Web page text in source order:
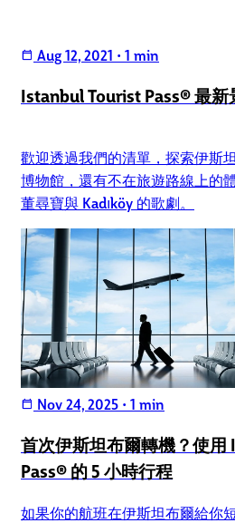
calendar_today Aug 12, 2021 • 1 min
Istanbul Tourist Pass® 最新
歡迎透過我們的清單，探索伊斯
博物館，還有不在旅遊路線上的
董尋寶與 Kadıköy 的歌劇。
calendar_today Nov 24, 2025 • 1 min
首次伊斯坦布爾轉機？使
Pass® 的 5 小時行程
如果你的航班在伊斯坦布爾給你